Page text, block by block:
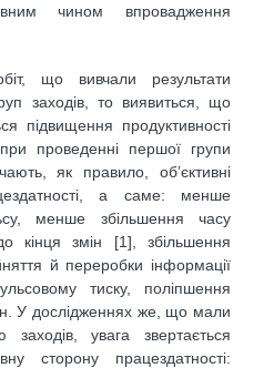
чином впровадження
що вивчали результати
заходів, то виявиться, що
підвищення продуктивності
проведенні першої групи
як правило, об’єктивні
а саме: менше
менше збільшення часу
кінця змін [1], збільшення
й переробки інформації
тиску, поліпшення
ін. У дослідженнях же, що мали
увага звертається
сторону працездатності: